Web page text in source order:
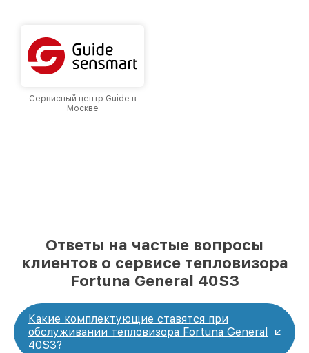
Сервисный центр Guide в
Москве
Ответы на частые вопросы
клиентов о сервисе тепловизора
Fortuna General 40S3
Какие комплектующие ставятся при
обслуживании тепловизора Fortuna General
40S3?